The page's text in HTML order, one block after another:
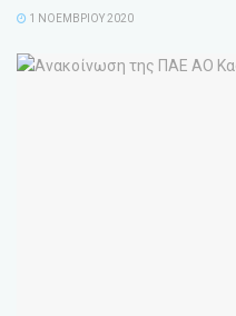
1 ΝΟΕΜΒΡΊΟΥ 2020